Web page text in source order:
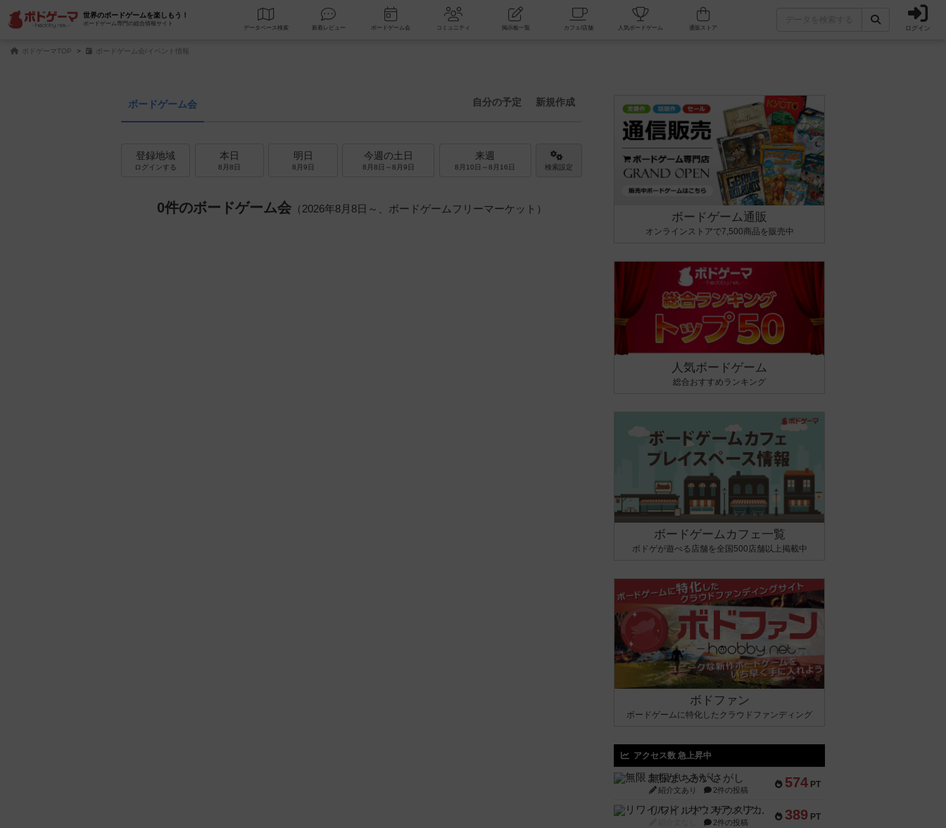
世界のボードゲームを楽しもう！
ボードゲーム専門の総合情報サイト
データベース 検索 新着レビュー ボードゲーム会 コミュニティ 掲示板一覧 カフェ/店舗 人気ボードゲーム ログイン
ボドゲーマTOP ボードゲーム会/イベント情報
ボードゲーム会 新規作成
自分の予定
登録地域
ログインする
本日
8月8日
明日
8月9日
今週の土日
8月8日～8月9日
来週
8月10日～8月16日 検索設定
0件のボードゲーム会（2026年8月8日～、ボードゲームフリーマーケット）
ボードゲーム通販
オンラインストアで7,500商品を販売中
人気ボードゲーム
総合おすすめランキング
ボードゲームカフェ一覧
ボドゲが遊べる店舗を全国500店舗以上掲載中
ボドファン
ボードゲームに特化したクラウドファンディング
アクセス数 急上昇中
574 PT
無限まちがいさがし
紹介文あり 2件の投稿
389 PT
リワイルド：サウスアメリカ
2件の投稿